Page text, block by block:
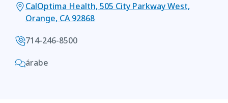
CalOptima Health, 505 City Parkway West,
Orange, CA 92868
714-246-8500
árabe